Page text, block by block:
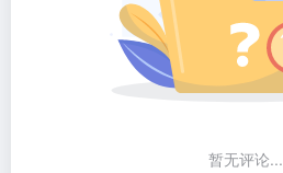
暂无评论...